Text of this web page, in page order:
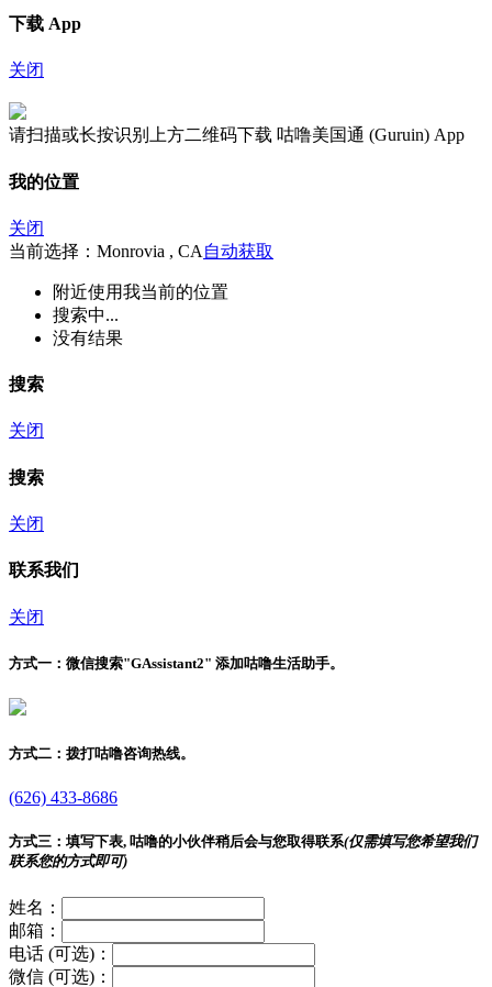
下载 App
关闭
请扫描或长按识别上方二维码下载 咕噜美国通 (Guruin) App
我的位置
关闭
当前选择：Monrovia , CA 自动获取
附近使用我当前的位置
搜索中...
没有结果
搜索
关闭
搜索
关闭
联系我们
关闭
方式一： 微信搜索"GAssistant2" 添加咕噜生活助手。
方式二： 拨打咕噜咨询热线。
(626) 433-8686
方式三： 填写下表, 咕噜的小伙伴稍后会与您取得联系(仅需填写您希望我们
联系您的方式即可)
姓名：
邮箱：
电话 (可选)：
微信 (可选)：